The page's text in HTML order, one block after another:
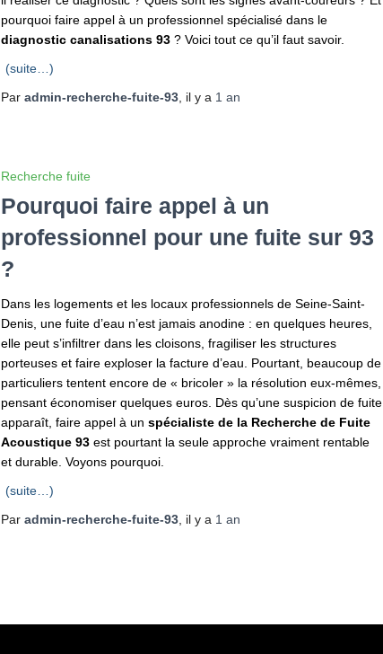
pourquoi faire appel à un professionnel spécialisé dans le
diagnostic canalisations 93 ? Voici tout ce qu’il faut savoir.
(suite…)
Par admin-recherche-fuite-93 , il y a 1 an
Recherche fuite
Pourquoi faire appel à un
professionnel pour une fuite sur 93
?
Dans les logements et les locaux professionnels de Seine-Saint-
Denis, une fuite d’eau n’est jamais anodine : en quelques heures,
elle peut s’infiltrer dans les cloisons, fragiliser les structures
porteuses et faire exploser la facture d’eau. Pourtant, beaucoup de
particuliers tentent encore de « bricoler » la résolution eux-mêmes,
pensant économiser quelques euros. Dès qu’une suspicion de fuite
apparaît, faire appel à un spécialiste de la Recherche de Fuite
Acoustique 93 est pourtant la seule approche vraiment rentable
et durable. Voyons pourquoi.
(suite…)
Par admin-recherche-fuite-93 , il y a 1 an